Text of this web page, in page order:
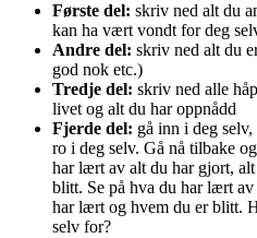
Første del: skriv ned alt du
kan ha vært vondt for deg
Andre del: skriv ned alt du
god nok etc.)
Tredje del: skriv ned alle
livet og alt du har oppnådd
Fjerde del: gå inn i deg
ro i deg selv. Gå nå tilbake
har lært av alt du har gjort,
blitt. Se på hva du har lært
har lært og hvem du er blitt.
selv for?